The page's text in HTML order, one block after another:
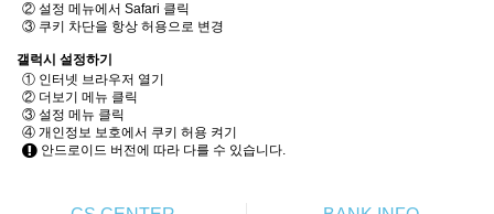
② 설정 메뉴에서 Safari 클릭
③ 쿠키 차단을 항상 허용으로 변경
갤럭시 설정하기
① 인터넷 브라우저 열기
② 더보기 메뉴 클릭
③ 설정 메뉴 클릭
④ 개인정보 보호에서 쿠키 허용 켜기
안드로이드 버전에 따라 다를 수 있습니다.